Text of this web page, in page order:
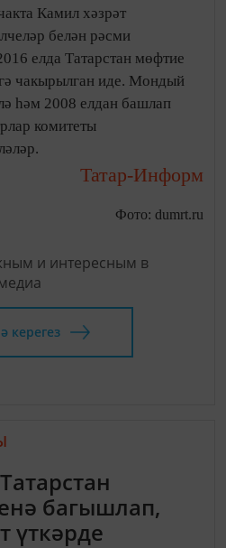
Камил хәзрәт
белән рәсми
елда Татарстан мөфтие
чакырылган иде. Мондый
һәм 2008 елдан башлап
комитеты
Татар-Информ
Фото: dumrt.ru
и интересным в
керегез
багышлап,
үткәрде